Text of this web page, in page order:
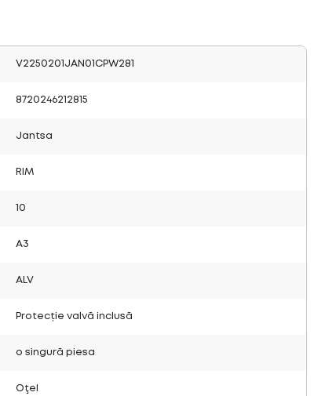
V2250201JAN01CPW281
8720246212815
Jantsa
RIM
10
A3
ALV
Protecție valvă inclusă
o singură piesa
Oţel